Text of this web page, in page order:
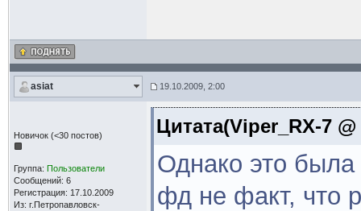
asiat 19.10.2009, 2:00
Новичок (<30 постов)
Группа: Пользователи
Сообщений: 6
Регистрация: 17.10.2009
Из: г.Петропавловск-
Цитата(Viper_RX-7
Однако это
фд не факт, что